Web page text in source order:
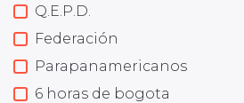
Q.E.P.D.
Federación
Parapanamericanos
6 horas de bogota